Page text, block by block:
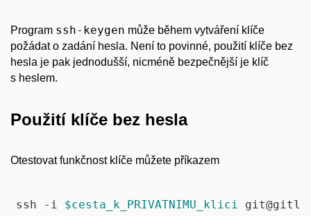
Program ssh-keygen může během vytváření klíče
požádat o zadání hesla. Není to povinné, použití klíče bez
hesla je pak jednodušší, nicméně bezpečnější je klíč
s heslem.
Použití klíče bez hesla
Otestovat funkčnost klíče můžete příkazem
ssh -i $cesta_k_PRIVATNIMU_klici